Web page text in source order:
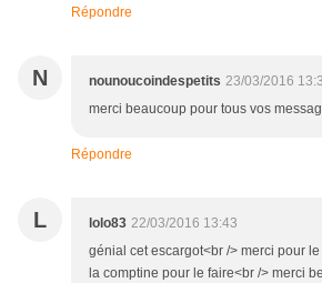
Répondre
N nounoucoindespetits 23/03/2016
merci beaucoup pour tous vos
Répondre
L lolo83 22/03/2016 13:43
génial cet escargot<br /> merci pour
la comptine pour le faire<br /> merci